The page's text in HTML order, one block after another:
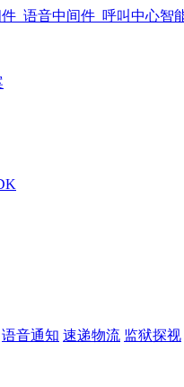
语音通知 速递物流 监狱探视